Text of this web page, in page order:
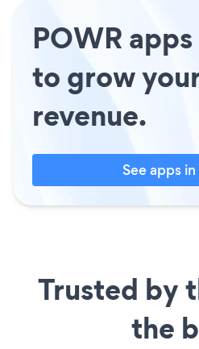
POWR
to grow
revenue.
See apps
Trusted by
the